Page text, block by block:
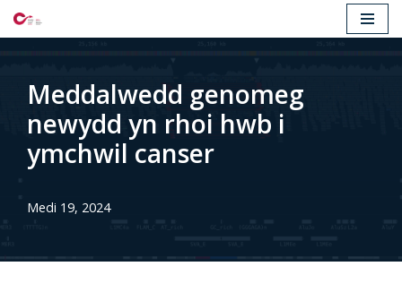
Mynd
cynnwys
Meddalwedd genomeg
newydd yn rhoi hwb i
ymchwil canser
Medi 19, 2024